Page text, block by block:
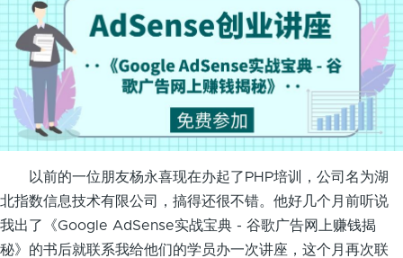
以前的一位朋友杨永喜现在办起了PHP培训，公司名为湖
北指数信息技术有限公司，搞得还很不错。他好几个月前听说
我出了《Google AdSense实战宝典 - 谷歌广告网上赚钱揭
秘》的书后就联系我给他们的学员办一次讲座，这个月再次联